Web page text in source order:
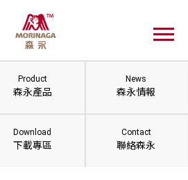
Product
森永產品
News
森永情報
Download
下載專區
Contact
聯絡森永